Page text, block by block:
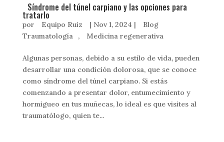
Síndrome del túnel carpiano y las opciones para
tratarlo
por Equipo Ruiz | Nov 1, 2024 |
Blog
Traumatología
, Medicina regenerativa
Algunas personas, debido a su estilo de vida, pueden
desarrollar una condición dolorosa, que se conoce
como síndrome del túnel carpiano. Si estás
comenzando a presentar dolor, entumecimiento y
hormigueo en tus muñecas, lo ideal es que visites al
traumatólogo, quien te...